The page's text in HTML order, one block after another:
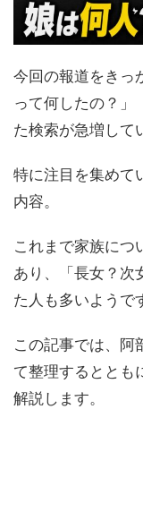
今回の報道をきっ
って何したの？」
た検索が急増して
特に注目を集めて
内容。
これまで家族につ
あり、「長女？次
た人も多いようで
この記事では、阿
て整理するととも
解説します。